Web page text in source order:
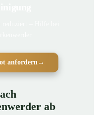
anfordern→
ab